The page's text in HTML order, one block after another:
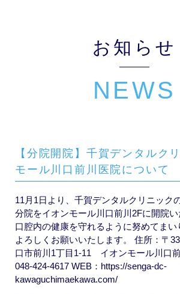
お知らせ
【分院開院】千賀デンタルク
モール川口前川医院について
11月1日より、千賀デンタルクリニック
分院をイオンモール川口前川2Fに開院
口腔内の健康を守れるように努めてま
よろしくお願いいたします。 住所：〒
口市前川1丁目1-11 イオンモール川口
048-424-4617 WEB： https://senga-dc-
kawaguchimaekawa.com/